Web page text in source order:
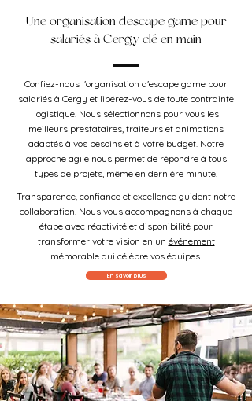
Une organisation d'escape game pour
salariés à Cergy clé en main
Confiez-nous l'organisation d'escape game pour
salariés à Cergy et libérez-vous de toute contrainte
logistique. Nous sélectionnons pour vous les
meilleurs prestataires, traiteurs et animations
adaptés à vos besoins et à votre budget. Notre
approche agile nous permet de répondre à tous
types de projets, même en dernière minute.
Transparence, confiance et excellence guident notre
collaboration. Nous vous accompagnons à chaque
étape avec réactivité et disponibilité pour
transformer votre vision en un événement
mémorable qui célèbre vos équipes.
En savoir plus